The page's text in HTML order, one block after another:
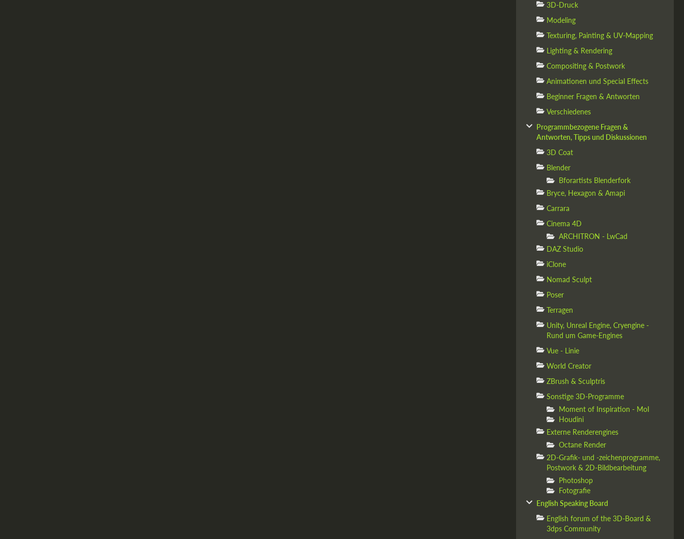
3D-Druck
Modeling
Texturing, Painting & UV-Mapping
Lighting & Rendering
Compositing & Postwork
Animationen und Special Effects
Beginner Fragen & Antworten
Verschiedenes
Programmbezogene Fragen &
Antworten, Tipps und Diskussionen
3D Coat
Blender
Bforartists Blenderfork
Bryce, Hexagon & Amapi
Carrara
Cinema 4D
ARCHITRON - LwCad
DAZ Studio
iClone
Nomad Sculpt
Poser
Terragen
Unity, Unreal Engine, Cryengine -
Rund um Game-Engines
Vue - Linie
World Creator
ZBrush & Sculptris
Sonstige 3D-Programme
Moment of Inspiration - MoI
Houdini
Externe Renderengines
Octane Render
2D-Grafik- und -zeichenprogramme,
Postwork & 2D-Bildbearbeitung
Photoshop
Fotografie
English Speaking Board
English forum of the 3D-Board &
3dps Community